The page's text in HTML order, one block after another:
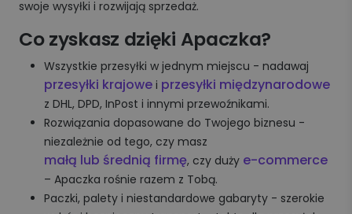
swoje wysyłki i rozwijają sprzedaż.
Co zyskasz dzięki Apaczka?
Wszystkie przesyłki w jednym miejscu - nadawaj
przesyłki krajowe i przesyłki międzynarodowe
z DHL, DPD, InPost i innymi przewoźnikami.
Rozwiązania dopasowane do Twojego biznesu -
niezależnie od tego, czy masz
małą lub średnią firmę, czy duży e-commerce
– Apaczka rośnie razem z Tobą.
Paczki, palety i niestandardowe gabaryty - szerokie